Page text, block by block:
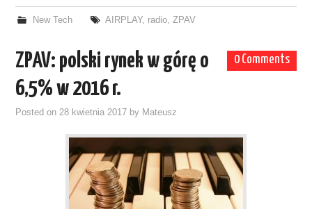
New Tech AIRPLAY, radio, ZPAV
0 Comments
ZPAV: polski rynek w górę o
6,5% w 2016 r.
Posted on28 kwietnia 2017 by Mateusz